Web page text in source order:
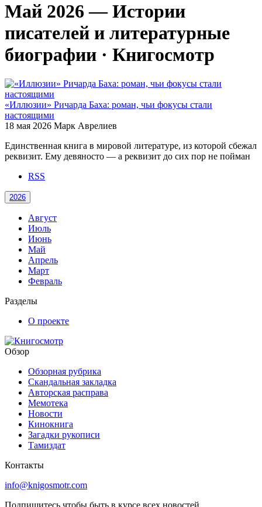
Май 2026 — Истории
писателей и литературные
биографии · Книгосмотр
«Иллюзии» Ричарда Баха: роман, чьи фокусы стали
настоящими
18 мая 2026 Марк Аврелиев
Единственная книга в мировой литературе, из которой сбежал
реквизит. Ему девяносто — а реквизит до сих пор не пойман
RSS
2026
Август
Июль
Июнь
Май
Апрель
Март
Февраль
Разделы
О проекте
Обзор
Обзорная рубрика
Скандальная закладка
Авторская расправа
Мемотека
Новости
Кинокнига
Загадки рукописи
Тамиздат
Контакты
info@knigosmotr.com
Подпишитесь чтобы быть в курсе всех новостей